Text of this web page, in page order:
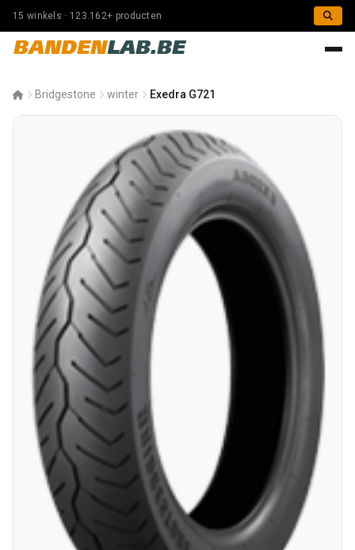
15 winkels · 123.162+ producten
BANDENLAB.BE
Bridgestone winter Exedra G721